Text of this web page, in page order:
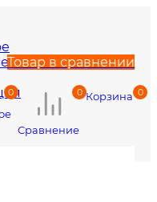
Товар в сравнении
0 0
Сравнение
0
Корзина